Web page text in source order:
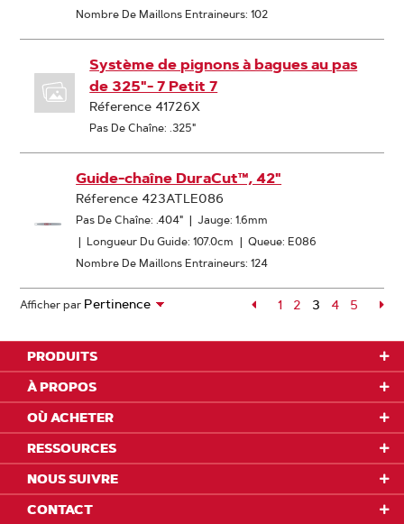
Nombre De Maillons Entraineurs: 102
Système de pignons à bagues au pas
de 325"- 7 Petit 7
Réference 41726X
Pas De Chaîne: .325"
Guide-chaîne DuraCut™, 42"
Réference 423ATLE086
Pas De Chaîne: .404" | Jauge: 1.6mm
| Longueur Du Guide: 107.0cm | Queue: E086
Nombre De Maillons Entraineurs: 124
Afficher par Page
1 Page
2 3 Page
4 Page
5
PRODUITS
À PROPOS
OÙ ACHETER
RESSOURCES
NOUS SUIVRE
CONTACT